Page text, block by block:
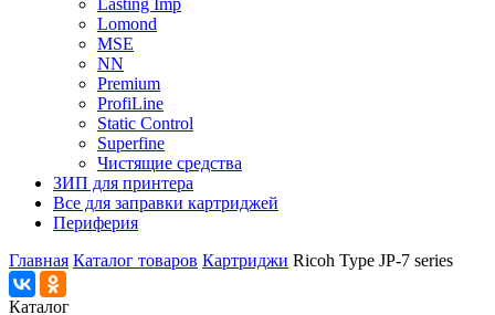
Lasting Imp
Lomond
MSE
NN
Premium
ProfiLine
Static Control
Superfine
Чистящие средства
ЗИП для принтера
Все для заправки картриджей
Периферия
Главная Каталог товаров Картриджи Ricoh Type JP-7 series
Каталог